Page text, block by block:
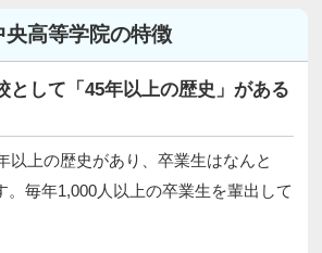
央高等学院の特徴
として「45年以上の歴史」がある
以上の歴史があり、卒業生はなんと
。毎年1,000人以上の卒業生を輩出して